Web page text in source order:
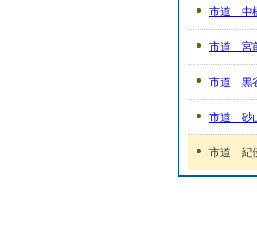
市道 中
市道 宮
市道 黒
市道 砂
市道 紀